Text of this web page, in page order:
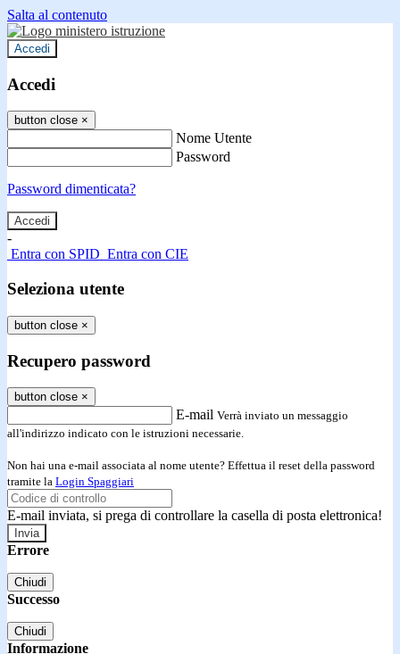
Salta al contenuto
Accedi
Accedi
button close ×
Nome Utente
Password
Password dimenticata?
-
Entra con SPID Entra con CIE
Seleziona utente
button close ×
Recupero password
button close ×
E-mail Verrà inviato un messaggio
all'indirizzo indicato con le istruzioni necessarie.
Non hai una e-mail associata al nome utente? Effettua il reset della password
tramite la Login Spaggiari
E-mail inviata, si prega di controllare la casella di posta elettronica!
Errore
Chiudi
Successo
Chiudi
Informazione